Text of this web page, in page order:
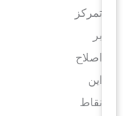
تمرکز
اصلاح
نقاط